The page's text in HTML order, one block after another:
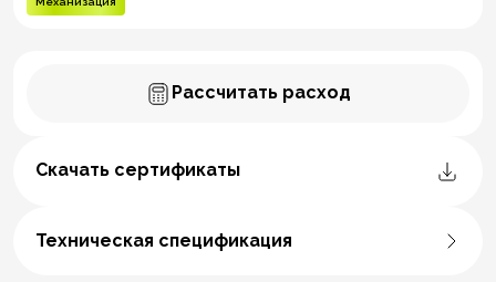
Рассчитать расход
Скачать сертификаты
Техническая спецификация